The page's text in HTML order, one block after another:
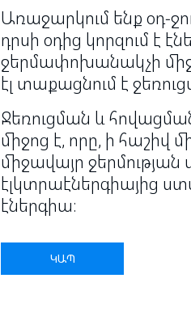
Առաջարկում ենք օդ-
դրսի օդից կորզում է
ջերմափոխանակչի
էլ տաքացնում է
Ջեռուցման և
միջոց է, որը, ի հաշիվ
միջավայր
էլկտրաէներգիայից
էներգիա։
ԿԱՊ